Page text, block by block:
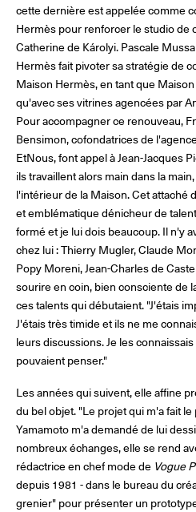
cette dernière est appelée comme
Hermès pour renforcer le studio de
Catherine de Károlyi. Pascale
Hermès fait pivoter sa stratégie de
Maison Hermès, en tant que
qu'avec ses vitrines agencées par
Pour accompagner ce renouveau,
Bensimon, cofondatrices de
EtNous, font appel à Jean-Jacques
ils travaillent alors main dans la
l'intérieur de la Maison. Cet attaché
et emblématique dénicheur de
formé et je lui dois beaucoup. Il n'y
chez lui : Thierry Mugler, Claude
Popy Moreni, Jean-Charles de
sourire en coin, bien consciente de
ces talents qui débutaient. "J'étais
J'étais très timide et ils ne me
leurs discussions. Je les
pouvaient penser."
Les années qui suivent, elle affine
du bel objet. "Le projet qui m'a fait
Yamamoto m'a demandé de lui
nombreux échanges, elle se rend
rédactrice en chef mode de Vogue
depuis 1981 - dans le bureau du
grenier" pour présenter un